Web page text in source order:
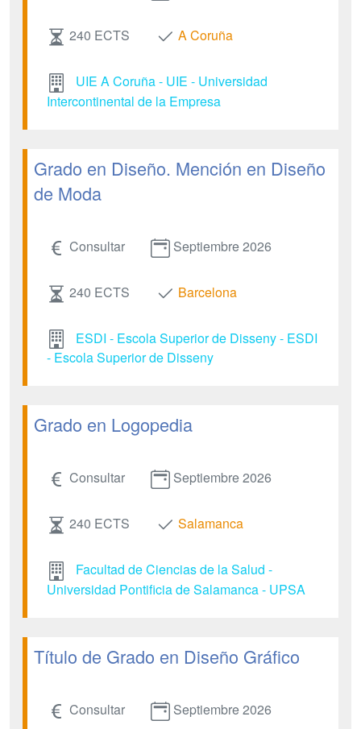
240 ECTS A Coruña
UIE A Coruña - UIE - Universidad
Intercontinental de la Empresa
Grado en Diseño. Mención en Diseño
de Moda
Consultar Septiembre 2026
240 ECTS Barcelona
ESDI - Escola Superior de Disseny - ESDI
- Escola Superior de Disseny
Grado en Logopedia
Consultar Septiembre 2026
240 ECTS Salamanca
Facultad de Ciencias de la Salud -
Universidad Pontificia de Salamanca - UPSA
Título de Grado en Diseño Gráfico
Consultar Septiembre 2026